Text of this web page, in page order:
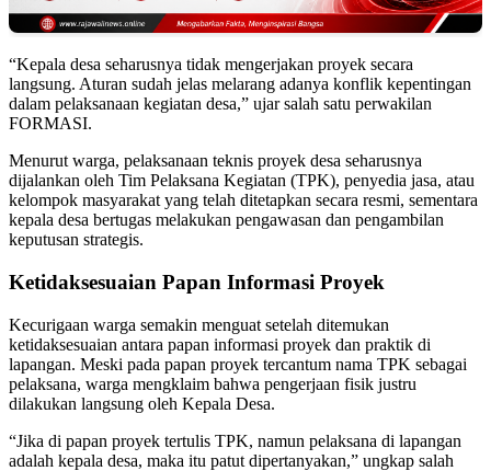
“Kepala desa seharusnya tidak mengerjakan proyek secara
langsung. Aturan sudah jelas melarang adanya konflik kepentingan
dalam pelaksanaan kegiatan desa,” ujar salah satu perwakilan
FORMASI.
Menurut warga, pelaksanaan teknis proyek desa seharusnya
dijalankan oleh Tim Pelaksana Kegiatan (TPK), penyedia jasa, atau
kelompok masyarakat yang telah ditetapkan secara resmi, sementara
kepala desa bertugas melakukan pengawasan dan pengambilan
keputusan strategis.
Ketidaksesuaian Papan Informasi Proyek
Kecurigaan warga semakin menguat setelah ditemukan
ketidaksesuaian antara papan informasi proyek dan praktik di
lapangan. Meski pada papan proyek tercantum nama TPK sebagai
pelaksana, warga mengklaim bahwa pengerjaan fisik justru
dilakukan langsung oleh Kepala Desa.
“Jika di papan proyek tertulis TPK, namun pelaksana di lapangan
adalah kepala desa, maka itu patut dipertanyakan,” ungkap salah